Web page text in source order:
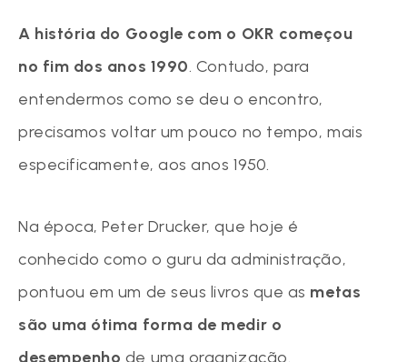
A história do Google com o OKR começou
no fim dos anos 1990. Contudo, para
entendermos como se deu o encontro,
precisamos voltar um pouco no tempo, mais
especificamente, aos anos 1950.
Na época, Peter Drucker, que hoje é
conhecido como o guru da administração,
pontuou em um de seus livros que as metas
são uma ótima forma de medir o
desempenho de uma organização.